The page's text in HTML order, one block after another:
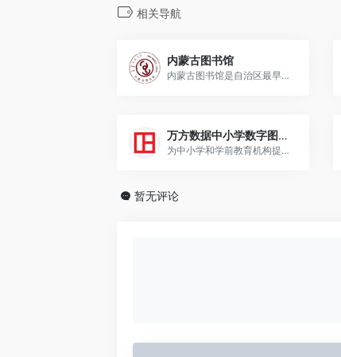
相关导航
内蒙古图书馆
内蒙古图书馆是自治区最早建立的公共图书馆
万方数据中小学数字图书馆
为中小学和学前教育机构提供数字图书馆资源和一体化文献工具平台
暂无评论